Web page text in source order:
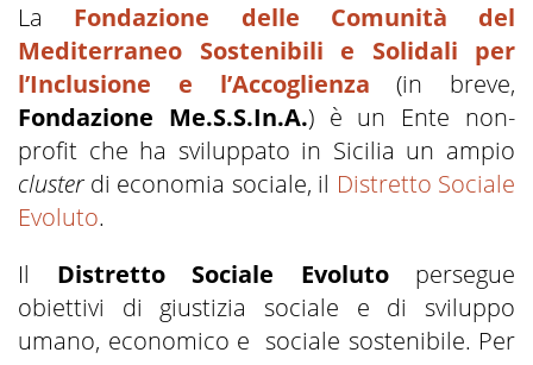
La Fondazione delle Comunità del
Mediterraneo Sostenibili e Solidali per
l’Inclusione e l’Accoglienza
(in breve,
Fondazione Me.S.S.In.A.) è un Ente non-
profit che ha sviluppato in Sicilia un ampio
clusterdi economia sociale, il Distretto Sociale
Evoluto.
Il Distretto Sociale Evolutopersegue
obiettivi di giustizia sociale e di sviluppo
umano, economico e sociale sostenibile. Per